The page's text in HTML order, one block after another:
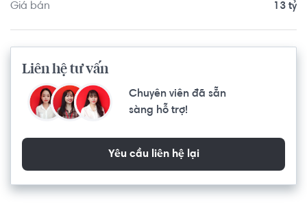
Giá bán 13 tỷ
Liên hệ tư vấn
Chuyên viên đã sẵn
sàng hỗ trợ!
Yêu cầu liên hệ lại